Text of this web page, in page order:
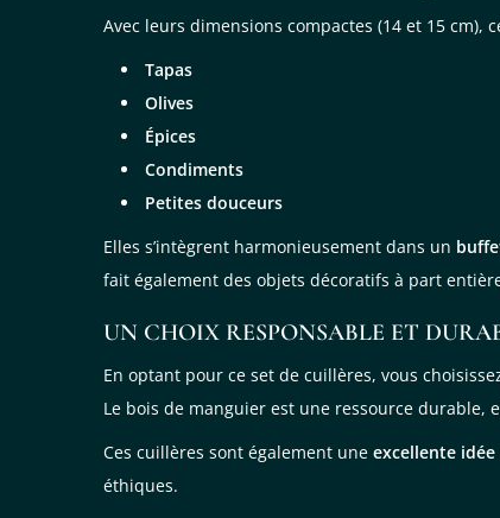
Avec leurs dimensions compactes (14 et 15
Tapas
Olives
Épices
Condiments
Petites douceurs
Elles s’intègrent harmonieusement dans un
fait également des objets décoratifs à part
UN CHOIX RESPONSABLE ET
En optant pour ce set de cuillères, vous
Le bois de manguier est une ressource
Ces cuillères sont également une excellente idée
éthiques.